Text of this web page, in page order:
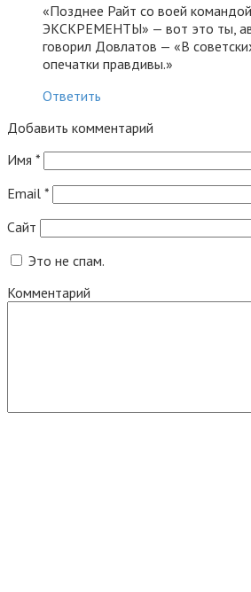
«Позднее Райт со воей
ЭКСКРЕМЕНТЫ» — вот это ты,
говорил Довлатов — «В
опечатки правдивы.»
Ответить
Добавить комментарий
Имя *
Email *
Сайт
Это не спам.
Комментарий